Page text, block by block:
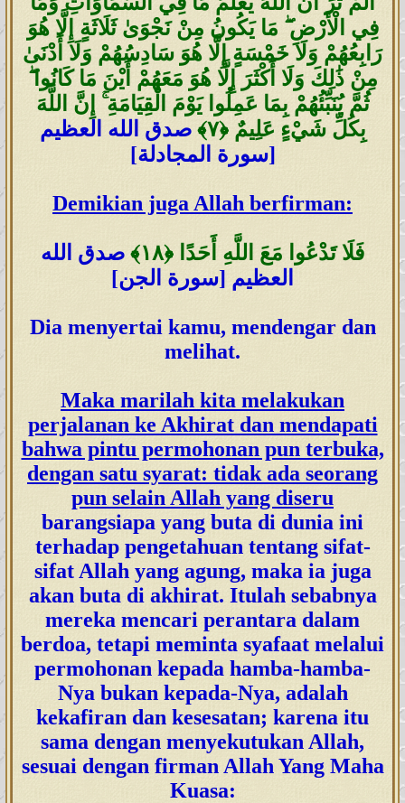
فِي الْأَرْضِ ۖ مَا يَكُونُ مِنْ نَجْوَىٰ ثَلَاثَةٍ إِلَّا هُوَ
رَابِعُهُمْ وَلَا خَمْسَةٍ إِلَّا هُوَ سَادِسُهُمْ وَلَا أَدْنَىٰ
مِنْ ذَٰلِكَ وَلَا أَكْثَرَ إِلَّا هُوَ مَعَهُمْ أَيْنَ مَا كَانُوا ۖ
ثُمَّ يُنَبِّئُهُمْ بِمَا عَمِلُوا يَوْمَ الْقِيَامَةِ ۚ إِنَّ اللَّهَ
بِكُلِّ شَيْءٍ عَلِيمٌ﴿٧﴾
صدق الله العظيم
[سورة المجادلة]
Demikian juga Allah berfirman:
فَلَا تَدْعُوا مَعَ اللَّهِ أَحَدًا ﴿١٨ ﴾ صدق الله
العظيم [سورة الجن]
Dia menyertai kamu, mendengar dan
melihat.
Maka marilah kita melakukan
perjalanan ke Akhirat dan mendapati
bahwa pintu permohonan pun terbuka,
dengan satu syarat: tidak ada seorang
pun selain Allah yang diseru
barangsiapa yang buta di dunia ini
terhadap pengetahuan tentang sifat-
sifat Allah yang agung, maka ia juga
akan buta di akhirat. Itulah sebabnya
mereka mencari perantara dalam
berdoa, tetapi meminta syafaat melalui
permohonan kepada hamba-hamba-
Nya bukan kepada-Nya, adalah
kekafiran dan kesesatan; karena itu
sama dengan menyekutukan Allah,
sesuai dengan firman Allah Yang Maha
Kuasa: